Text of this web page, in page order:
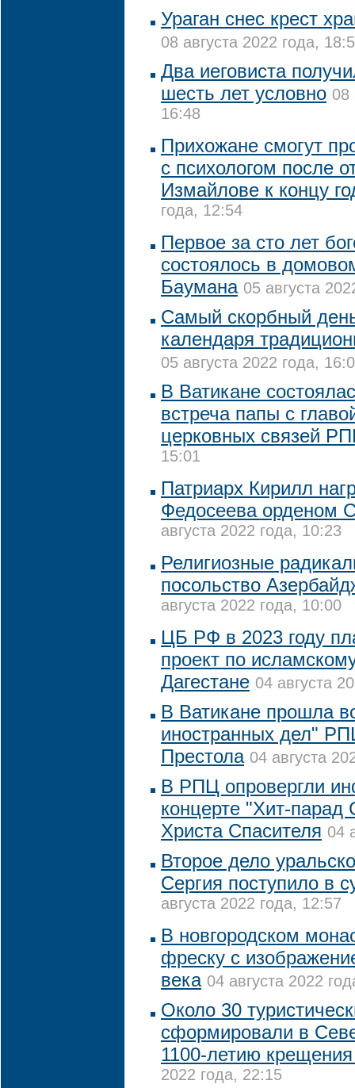
Ураган снес крест
08 августа 2022 года,
Два иеговиста
шесть лет условно 08
16:48
Прихожане смогут
с психологом после
Измайлове к концу
года, 12:54
Первое за сто лет
состоялось в
Баумана 05 августа
Самый скорбный
календаря
05 августа 2022 года,
В Ватикане
встреча папы с
церковных связей
15:01
Патриарх Кирилл
Федосеева орденом
августа 2022 года, 10:23
Религиозные
посольство
августа 2022 года, 10:00
ЦБ РФ в 2023 году
проект по
Дагестане 04 августа
В Ватикане прошла
иностранных дел"
Престола 04 августа
В РПЦ опровергли
концерте "Хит-
Христа Спасителя 04
Второе дело
Сергия поступило в
августа 2022 года, 12:57
В новгородском
фреску с
века 04 августа 2022
Около 30
сформировали в
1100-летию
2022 года, 22:15